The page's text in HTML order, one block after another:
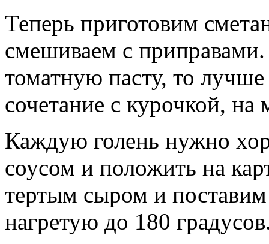
Теперь приготовим
смешиваем с приправами.
томатную пасту, то лучше
сочетание с курочкой, на
Каждую голень нужно
соусом и положить на
тертым сыром и
нагретую до 180